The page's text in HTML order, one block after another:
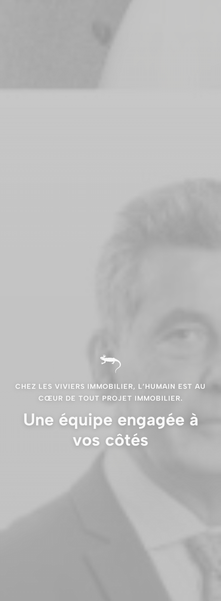
CHEZ LES VIVIERS IMMOBILIER, L’HUMAIN EST AU
CŒUR DE TOUT PROJET IMMOBILIER.
Une équipe engagée à
vos côtés